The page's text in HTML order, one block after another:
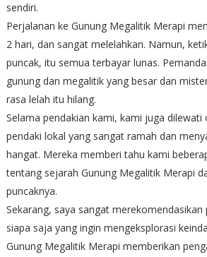
sendiri.
Perjalanan ke Gunung Megalitik Merapi
2 hari, dan sangat melelahkan. Namun,
puncak, itu semua terbayar lunas.
gunung dan megalitik yang besar dan
rasa lelah itu hilang.
Selama pendakian kami, kami juga dilewati
pendaki lokal yang sangat ramah dan
hangat. Mereka memberi tahu kami
tentang sejarah Gunung Megalitik Merapi
puncaknya.
Sekarang, saya sangat merekomendasikan
siapa saja yang ingin mengeksplorasi
Gunung Megalitik Merapi memberikan